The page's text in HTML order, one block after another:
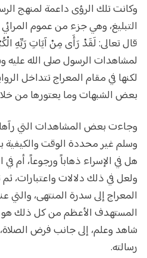
وكانت تلك الرؤى داعمة لمنهج
التبليغ، وهي جزء من عموم المرائي
قال تعالى: لَقَدْ رَأَى مِنْ آيَاتِ رَبِّهِ
لمشاهدات الرسول صلى الله عليه
لكنها في مقام المعراج تتداخل
بعض الشبهات وما يعتورها من
وجاءت بعض المشاهدات التي رآها
وسلم غير محددة الوقت والكيفية
هل في الإسراء ذهاباً ورجوعاً، أم
ولعل في ذلك دلالات واعتبارات،
المعراج إلى سدرة المنتهى، والتي
المستهدف الأعظم من كل ذلك هو
شاهد وعلم، إلى جانب فرض
رسالته.